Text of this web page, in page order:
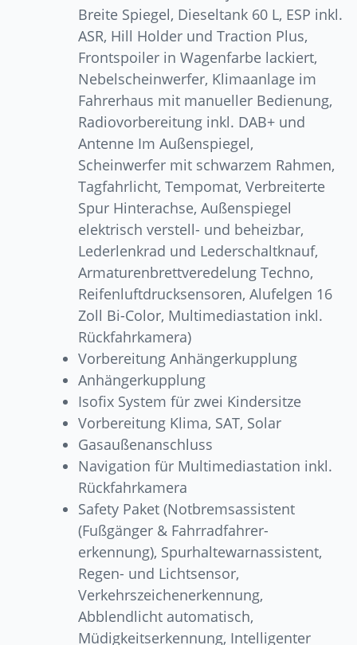
Breite Spiegel, Dieseltank 60 L, ESP inkl.
ASR, Hill Holder und Traction Plus,
Frontspoiler in Wagenfarbe lackiert,
Nebelscheinwerfer, Klimaanlage im
Fahrerhaus mit manueller Bedienung,
Radiovorbereitung inkl. DAB+ und
Antenne Im Außenspiegel,
Scheinwerfer mit schwarzem Rahmen,
Tagfahrlicht, Tempomat, Verbreiterte
Spur Hinterachse, Außenspiegel
elektrisch verstell- und beheizbar,
Lederlenkrad und Lederschaltknauf,
Armaturenbrettveredelung Techno,
Reifenluftdrucksensoren, Alufelgen 16
Zoll Bi-Color, Multimediastation inkl.
Rückfahrkamera)
Vorbereitung Anhängerkupplung
Anhängerkupplung
Isofix System für zwei Kindersitze
Vorbereitung Klima, SAT, Solar
Gasaußenanschluss
Navigation für Multimediastation inkl.
Rückfahrkamera
Safety Paket (Notbremsassistent
(Fußgänger & Fahrradfahrer-
erkennung), Spurhaltewarnassistent,
Regen- und Lichtsensor,
Verkehrszeichenerkennung,
Abblendlicht automatisch,
Müdigkeitserkennung, Intelligenter